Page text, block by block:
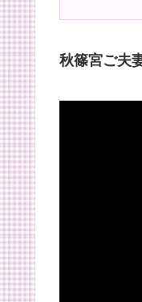
秋篠宮ご夫